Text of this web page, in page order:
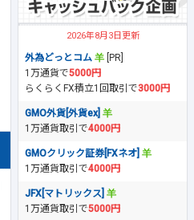
2026年8月3日更新
外為どっとコム
[PR]
1万通貨で5000円
らくらくFX積立1回取引で3000円
GMO外貨[外貨ex]
1万通貨取引で4000円
GMOクリック証券[FXネオ]
1万通貨取引で4000円
JFX[マトリックス]
1万通貨取引で5000円